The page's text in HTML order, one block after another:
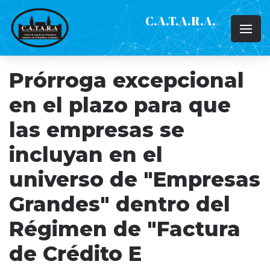
C.A.T.A.R.A.
Prórroga excepcional
en el plazo para que
las empresas se
incluyan en el
universo de "Empresas
Grandes" dentro del
Régimen de "Factura
de Crédito E